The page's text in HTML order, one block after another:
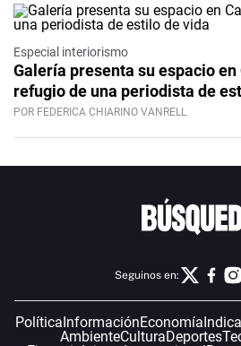
Especial interiorismo
Galería presenta su espacio en
refugio de una periodista de
POR FEDERICA CHIARINO VANRELL
Seguinos en:
PolíticaInformaciónEconomía
AmbienteCulturaDeportes